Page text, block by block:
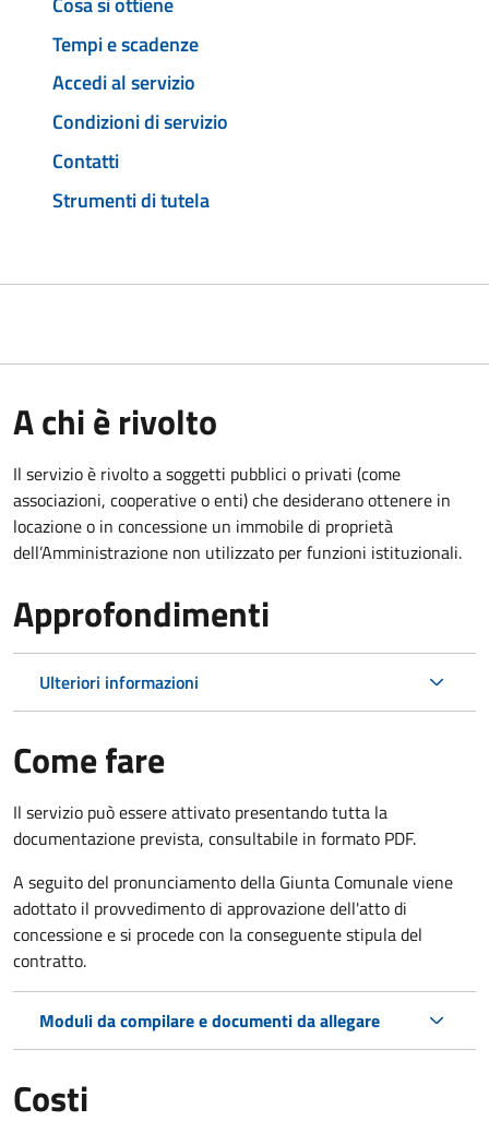
Tempi e scadenze
Accedi al servizio
Condizioni di servizio
Contatti
Strumenti di tutela
A chi è rivolto
Il servizio è rivolto a soggetti pubblici o privati (come
associazioni, cooperative o enti) che desiderano ottenere in
locazione o in concessione un immobile di proprietà
dell’Amministrazione non utilizzato per funzioni istituzionali.
Approfondimenti
Ulteriori informazioni
Come fare
Il servizio può essere attivato presentando tutta la
documentazione prevista, consultabile in formato PDF.
A seguito del pronunciamento della Giunta Comunale viene
adottato il provvedimento di approvazione dell'atto di
concessione e si procede con la conseguente stipula del
contratto.
Moduli da compilare e documenti da allegare
Costi